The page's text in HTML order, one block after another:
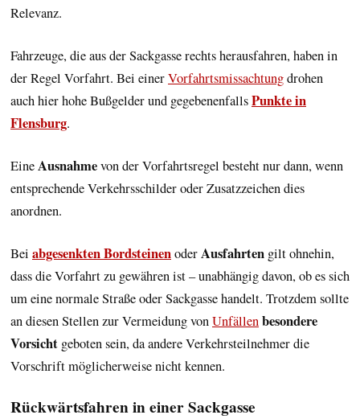
Relevanz.
Fahrzeuge, die aus der Sackgasse rechts herausfahren, haben in
der Regel Vorfahrt. Bei einerVorfahrtsmissachtungdrohen
auch hier hohe Bußgelder und gegebenenfallsPunkte in
Flensburg.
EineAusnahmevon der Vorfahrtsregel besteht nur dann, wenn
entsprechende Verkehrsschilder oder Zusatzzeichen dies
anordnen.
Bei abgesenkten BordsteinenoderAusfahrten gilt ohnehin,
dass die Vorfahrt zu gewähren ist – unabhängig davon, ob es sich
um eine normale Straße oder Sackgasse handelt. Trotzdem sollte
an diesen Stellen zur Vermeidung vonUnfällenbesondere
Vorsicht geboten sein, da andere Verkehrsteilnehmer die
Vorschrift möglicherweise nicht kennen.
Rückwärtsfahren in einer Sackgasse